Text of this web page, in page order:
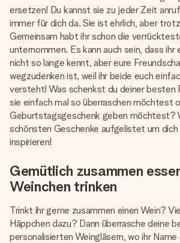
Erstelle etwas Einzigartiges in wenigen
ihrem Namen, deinem Foto oder einer
Herzen. Kein Stress, nur pure Liebe für
Moment.
ersetzen! Du kannst sie zu jeder Zeit
immer für dich da. Sie ist ehrlich, aber
Gemeinsam habt ihr schon die
unternommen. Es kann auch sein, dass ihr
nicht so lange kennt, aber eure
wegzudenken ist, weil ihr beide euch
versteht! Was schenkst du deiner besten
sie einfach mal so überraschen möchtest
Geburtstagsgeschenk geben möchtest?
schönsten Geschenke aufgelistet um dich
inspirieren!
Gemütlich zusammen
Weinchen trinken
Trinkt ihr gerne zusammen einen Wein?
Häppchen dazu? Dann überrasche deine
personalisierten Weingläsern, wo ihr